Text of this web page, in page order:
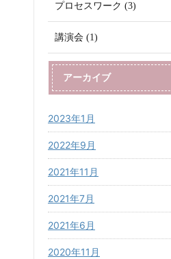
プロセスワーク (3)
講演会 (1)
アーカイブ
2023年1月
2022年9月
2021年11月
2021年7月
2021年6月
2020年11月